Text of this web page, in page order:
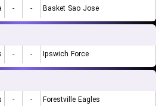
- - Basket Sao Jose
- - Ipswich Force
- - Forestville Eagles